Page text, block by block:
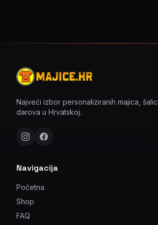
Najveći izbor personaliziranih majica,
darova u Hrvatskoj.
Navigacija
Početna
Shop
FAQ